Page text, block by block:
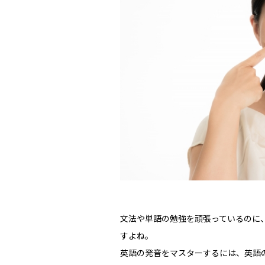
文法や単語の勉強を頑張っているの
すよね。
英語の発音をマスターするには、英